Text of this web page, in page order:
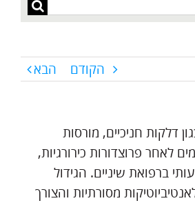
הקודם הבא
דלקות חניכיים, מורסות
לאחר פרוצדורות כירורגיות,
ברפואת שיניים. הגידול
מסורתיות והצורך